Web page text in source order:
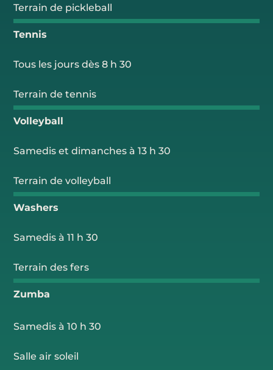
Terrain de pickleball
Tennis
Tous les jours dès 8 h 30
Terrain de tennis
Volleyball
Samedis et dimanches à 13 h 30
Terrain de volleyball
Washers
Samedis à 11 h 30
Terrain des fers
Zumba
Samedis à 10 h 30
Salle air soleil